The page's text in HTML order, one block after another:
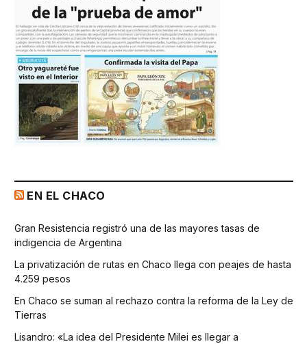
EN EL CHACO
Gran Resistencia registró una de las mayores tasas de
indigencia de Argentina
La privatización de rutas en Chaco llega con peajes de hasta
4.259 pesos
En Chaco se suman al rechazo contra la reforma de la Ley de
Tierras
Lisandro: «La idea del Presidente Milei es llegar a